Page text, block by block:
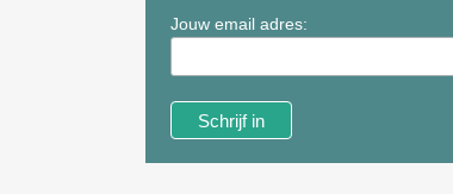
Jouw email adres: